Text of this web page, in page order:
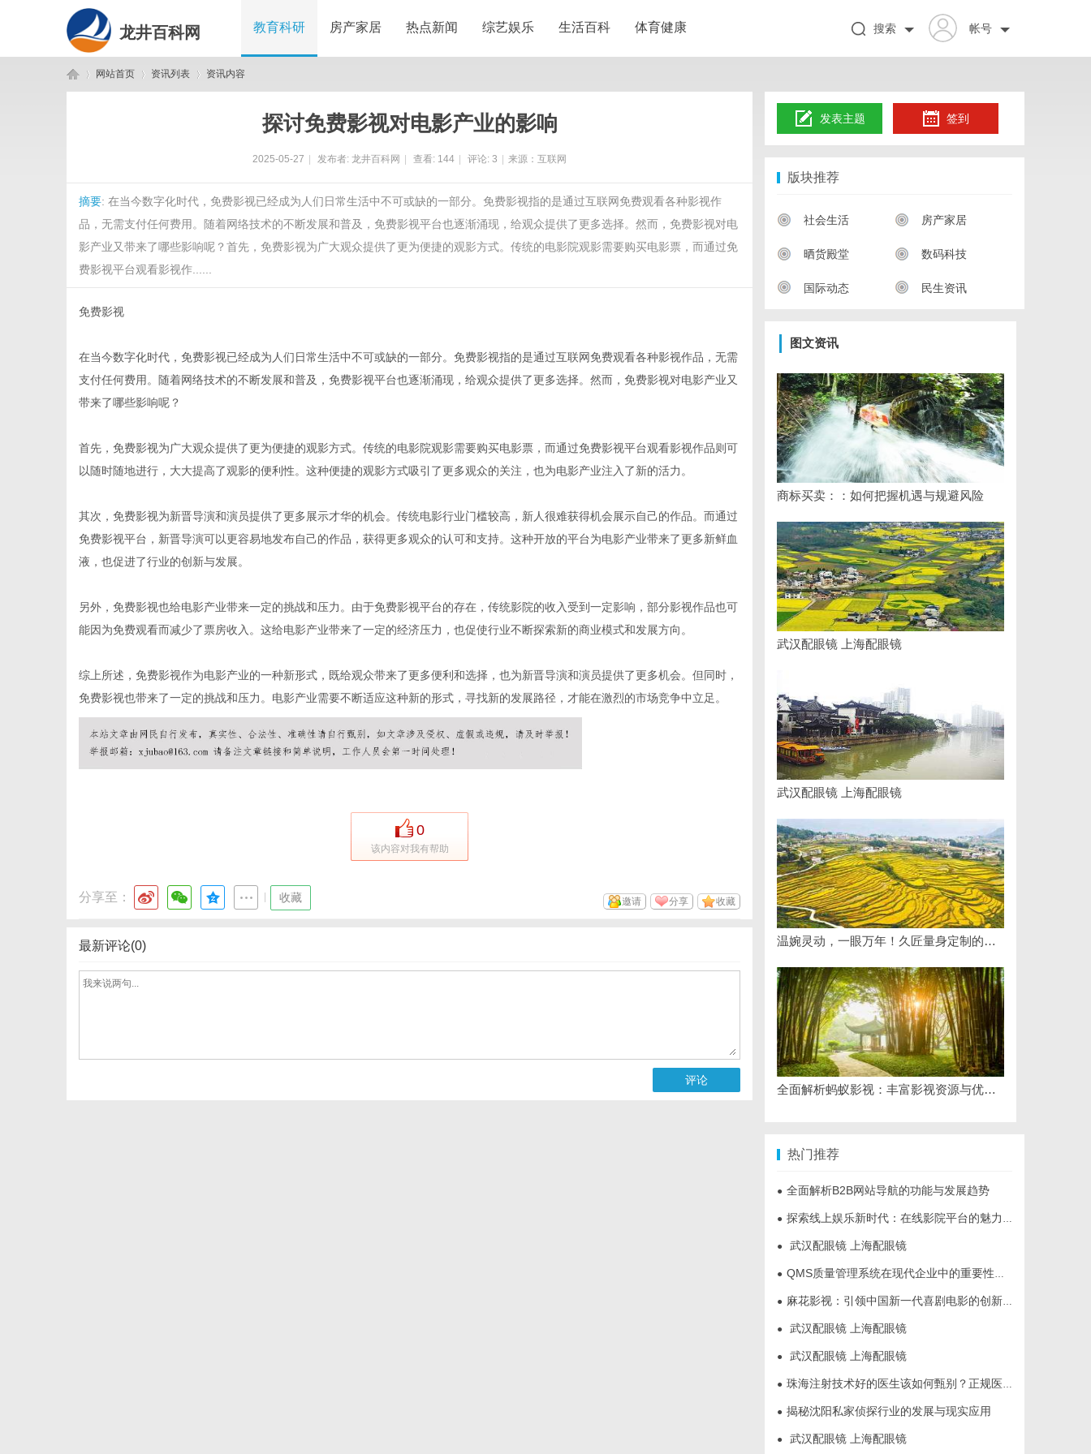
龙井百科网 教育科研 房产家居 热点新闻 综艺娱乐 生活百科 体育健康 帐号
搜索
网站首页 资讯列表 资讯内容
探讨免费影视对电影产业的影响
2025-05-27 发布者: 龙井百科网 查看: 144 评论: 3 来源：互联网
摘要: 在当今数字化时代，免费影视已经成为人们日常生活中不可或缺的一部分。免费影视指的是通过互联网免费观看各种影视作
品，无需支付任何费用。随着网络技术的不断发展和普及，免费影视平台也逐渐涌现，给观众提供了更多选择。然而，免费影视对电
影产业又带来了哪些影响呢？首先，免费影视为广大观众提供了更为便捷的观影方式。传统的电影院观影需要购买电影票，而通过免
费影视平台观看影视作......
免费影视
在当今数字化时代，免费影视已经成为人们日常生活中不可或缺的一部分。免费影视指的是通过互联网免费观看各种影视作品，无需
支付任何费用。随着网络技术的不断发展和普及，免费影视平台也逐渐涌现，给观众提供了更多选择。然而，免费影视对电影产业又
带来了哪些影响呢？
首先，免费影视为广大观众提供了更为便捷的观影方式。传统的电影院观影需要购买电影票，而通过免费影视平台观看影视作品则可
以随时随地进行，大大提高了观影的便利性。这种便捷的观影方式吸引了更多观众的关注，也为电影产业注入了新的活力。
其次，免费影视为新晋导演和演员提供了更多展示才华的机会。传统电影行业门槛较高，新人很难获得机会展示自己的作品。而通过
免费影视平台，新晋导演可以更容易地发布自己的作品，获得更多观众的认可和支持。这种开放的平台为电影产业带来了更多新鲜血
液，也促进了行业的创新与发展。
另外，免费影视也给电影产业带来一定的挑战和压力。由于免费影视平台的存在，传统影院的收入受到一定影响，部分影视作品也可
能因为免费观看而减少了票房收入。这给电影产业带来了一定的经济压力，也促使行业不断探索新的商业模式和发展方向。
综上所述，免费影视作为电影产业的一种新形式，既给观众带来了更多便利和选择，也为新晋导演和演员提供了更多机会。但同时，
免费影视也带来了一定的挑战和压力。电影产业需要不断适应这种新的形式，寻找新的发展路径，才能在激烈的市场竞争中立足。
0
该内容对我有帮助
分享至： 收藏 收藏
分享
邀请
最新评论(0)
评论
发表主题 签到
版块推荐
社会生活 房产家居
晒货殿堂 数码科技
国际动态 民生资讯
图文资讯
商标买卖：：如何把握机遇与规避风险
武汉配眼镜 上海配眼镜
武汉配眼镜 上海配眼镜
温婉灵动，一眼万年！久匠量身定制的眉眼唇，才是你整张脸的点睛之笔！淡颜系女生的气质加分项
全面解析蚂蚁影视：丰富影视资源与优质观影体验的新时代平台
热门推荐
● 全面解析B2B网站导航的功能与发展趋势
● 探索线上娱乐新时代：在线影院平台的魅力与未来发展趋势
● 武汉配眼镜 上海配眼镜
● QMS质量管理系统在现代企业中的重要性与应用实践
● 麻花影视：引领中国新一代喜剧电影的创新力量
● 武汉配眼镜 上海配眼镜
● 武汉配眼镜 上海配眼镜
● 珠海注射技术好的医生该如何甄别？正规医美医师资质核查指南
● 揭秘沈阳私家侦探行业的发展与现实应用
● 武汉配眼镜 上海配眼镜